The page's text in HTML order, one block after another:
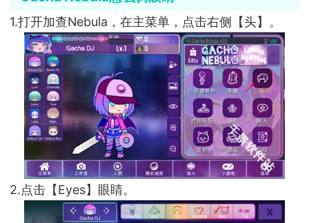
1.打开加查Nebula，在主菜单，点击右侧【头】。
2.点击【Eyes】眼睛。